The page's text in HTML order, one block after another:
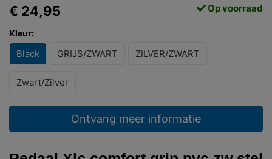
€ 24,95 Op voorraad
Kleur:
Black GRIJS/ZWART ZILVER/ZWART
Zwart/Zilver
Ontvang meer informatie